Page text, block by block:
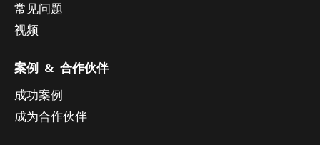
常见问题
视频
案例 & 合作伙伴
成功案例
成为合作伙伴